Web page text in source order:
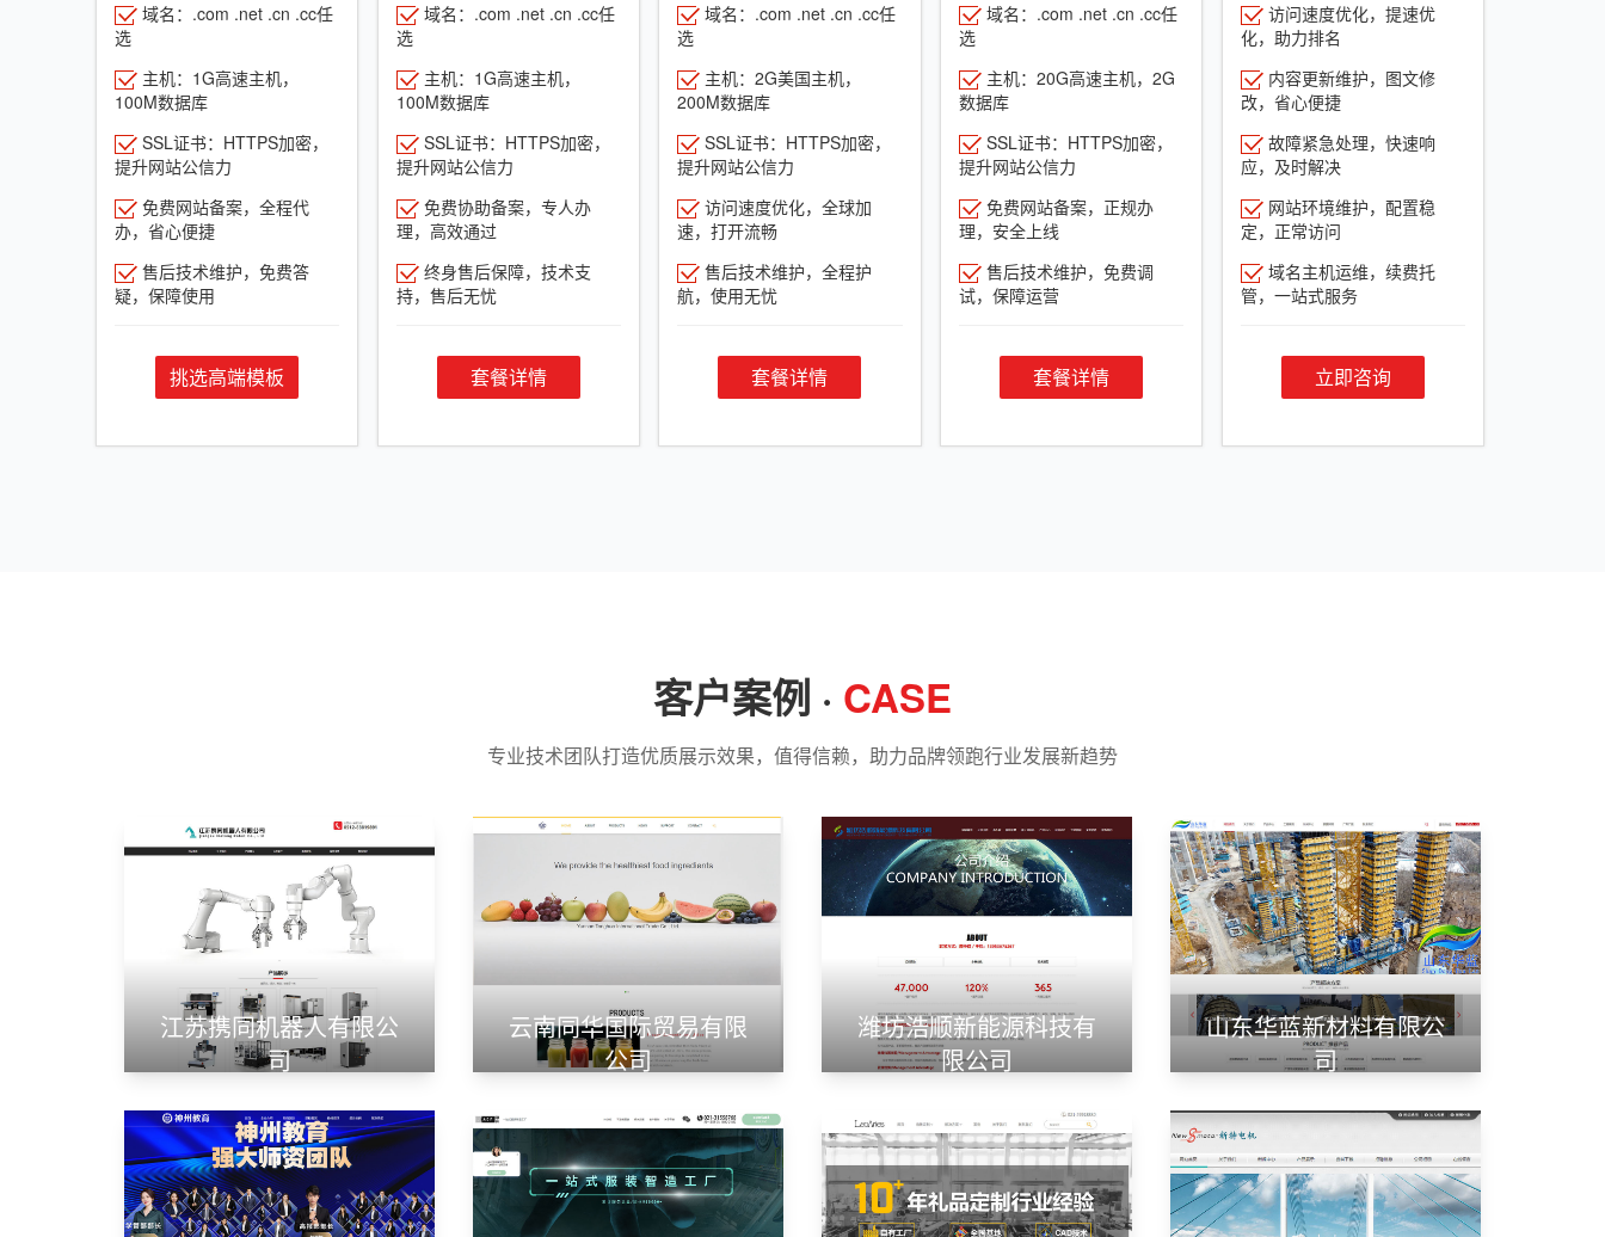
域名：.com .net .cn .cc任
选
主机：1G高速主机，
100M数据库
SSL证书：HTTPS加密，
提升网站公信力
免费网站备案，全程代
办，省心便捷
售后技术维护，免费答
疑，保障使用
挑选高端模板
域名：.com .net .cn .cc任
选
主机：1G高速主机，
100M数据库
SSL证书：HTTPS加密，
提升网站公信力
免费协助备案，专人办
理，高效通过
终身售后保障，技术支
持，售后无忧
套餐详情
域名：.com .net .cn .cc任
选
主机：2G美国主机，
200M数据库
SSL证书：HTTPS加密，
提升网站公信力
访问速度优化，全球加
速，打开流畅
售后技术维护，全程护
航，使用无忧
套餐详情
域名：.com .net .cn .cc任
选
主机：20G高速主机，2G
数据库
SSL证书：HTTPS加密，
提升网站公信力
免费网站备案，正规办
理，安全上线
售后技术维护，免费调
试，保障运营
套餐详情
访问速度优化，提速优
化，助力排名
内容更新维护，图文修
改，省心便捷
故障紧急处理，快速响
应，及时解决
网站环境维护，配置稳
定，正常访问
域名主机运维，续费托
管，一站式服务
立即咨询
客户案例 · CASE
专业技术团队打造优质展示效果，值得信赖，助力品牌领跑行业发展新趋势
江苏携同机器人有限公
司
云南同华国际贸易有限
公司
潍坊浩顺新能源科技有
限公司
山东华蓝新材料有限公
司